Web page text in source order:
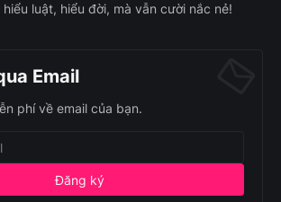
luật, hiểu đời, mà vẫn cười nắc nẻ!
Email
phí về email của bạn.